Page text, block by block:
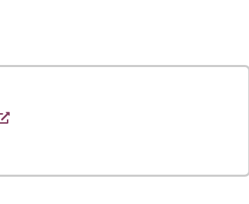
s'ouvre dans une nouvelle fenêtre